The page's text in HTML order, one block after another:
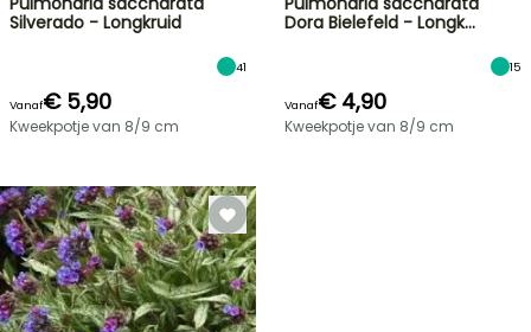
Silverado - Longkruid
41
Vanaf€ 5,90
Kweekpotje van 8/9 cm
Dora Bielefeld - Longk…
15
Vanaf€ 4,90
Kweekpotje van 8/9 cm